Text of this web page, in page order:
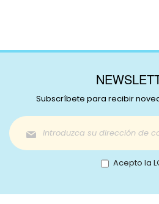
Subscríbete para recibir
Inscríbase
a
nuestro
boletín
de
Acepto la